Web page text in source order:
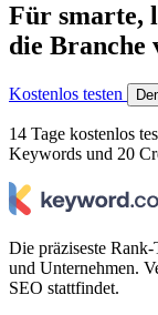
Für smarte,
die Branche
Kostenlos testen
14 Tage kostenlos
Keywords und 20
Die präziseste
und Unternehmen.
SEO stattfindet.